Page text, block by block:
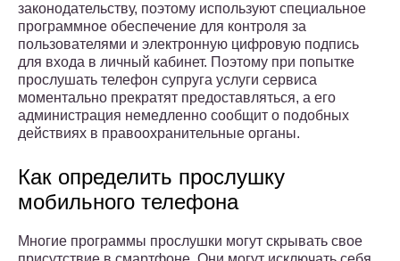
законодательству, поэтому используют специальное
программное обеспечение для контроля за
пользователями и электронную цифровую подпись
для входа в личный кабинет. Поэтому при попытке
прослушать телефон супруга услуги сервиса
моментально прекратят предоставляться, а его
администрация немедленно сообщит о подобных
действиях в правоохранительные органы.
Как определить прослушку
мобильного телефона
Многие программы прослушки могут скрывать свое